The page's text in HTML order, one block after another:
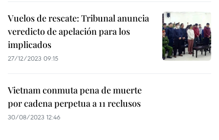
Vuelos de rescate: Tribunal anuncia
veredicto de apelación para los
implicados
27/12/2023 09:15
Vietnam conmuta pena de muerte
por cadena perpetua a 11 reclusos
30/08/2023 12:46